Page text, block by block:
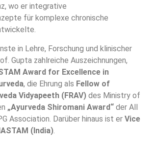
wo er integrative
für komplexe chronische
in Lehre, Forschung und klinischer
Gupta zahlreiche Auszeichnungen,
Award for Excellence in
, die Ehrung als Fellow of
Vidyapeeth (FRAV)des Ministry of
„Ayurveda Shiromani Award“der All
Association. Darüber hinaus ist er Vice
(India).